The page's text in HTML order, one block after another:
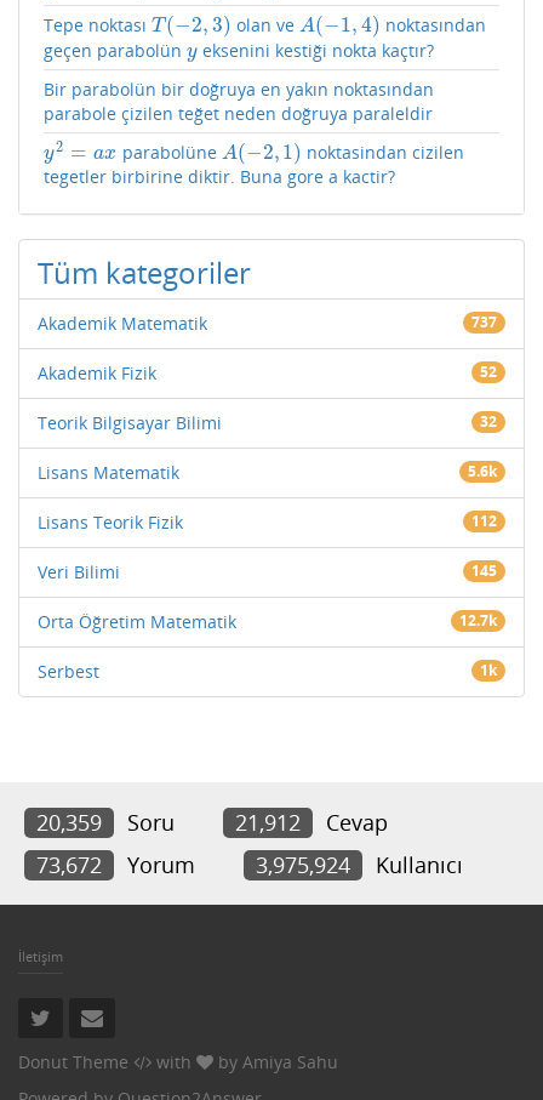
Tepe noktası T (−2,3)
T(−2,3) olan veA(−1,4)
A(−1,4)
noktasından
geçen parabolün y
yeksenini kestiği nokta kaçtır?
Bir parabolün bir doğruya en yakın noktasından
parabole çizilen teğet neden doğruya paraleldir
y2 = ax
y2= ax parabolüne A(−2,1)
A(−2,1)
noktasindan cizilen
tegetler birbirine diktir. Buna gore a kactir?
Tüm kategoriler
Akademik Matematik 737
Akademik Fizik 52
Teorik Bilgisayar Bilimi 32
Lisans Matematik 5.6k
Lisans Teorik Fizik 112
Veri Bilimi 145
Orta Öğretim Matematik 12.7k
Serbest 1k
20,359 Soru 21,912
Cevap
73,672
Yorum 3,975,924 Kullanıcı
İletişim
Donut Theme with by Amiya Sahu